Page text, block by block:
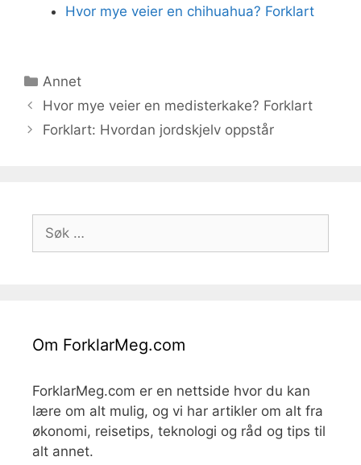
Hvor mye veier en chihuahua? Forklart
Kategorier
Annet
Hvor mye veier en medisterkake? Forklart
Forklart: Hvordan jordskjelv oppstår
Søk
etter:
Om ForklarMeg.com
ForklarMeg.com er en nettside hvor du kan
lære om alt mulig, og vi har artikler om alt fra
økonomi, reisetips, teknologi og råd og tips til
alt annet.